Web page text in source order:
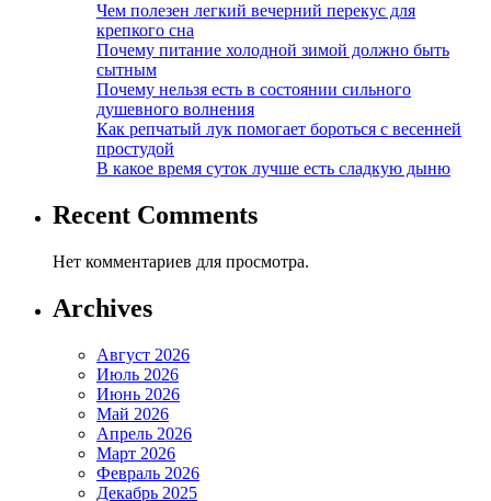
Чем полезен легкий вечерний перекус для
крепкого сна
Почему питание холодной зимой должно быть
сытным
Почему нельзя есть в состоянии сильного
душевного волнения
Как репчатый лук помогает бороться с весенней
простудой
В какое время суток лучше есть сладкую дыню
Recent Comments
Нет комментариев для просмотра.
Archives
Август 2026
Июль 2026
Июнь 2026
Май 2026
Апрель 2026
Март 2026
Февраль 2026
Декабрь 2025